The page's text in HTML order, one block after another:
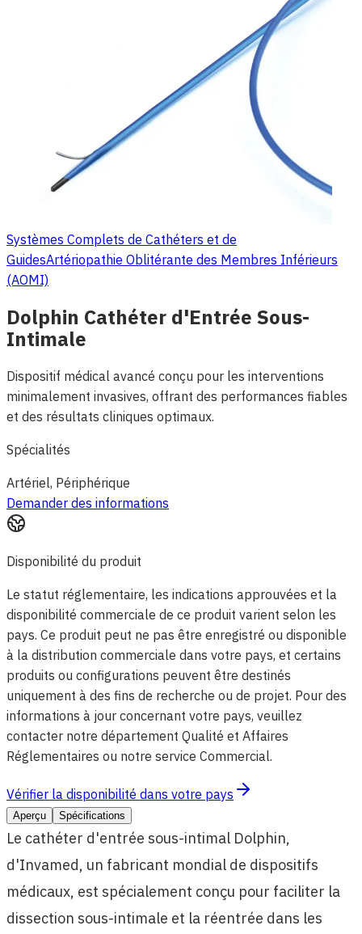
Systèmes Complets de Cathéters et de
GuidesArtériopathie Oblitérante des Membres Inférieurs
(AOMI)
Dolphin Cathéter d'Entrée Sous-
Intimale
Dispositif médical avancé conçu pour les interventions
minimalement invasives, offrant des performances fiables
et des résultats cliniques optimaux.
Spécialités
Artériel, Périphérique
Demander des informations
Disponibilité du produit
Le statut réglementaire, les indications approuvées et la
disponibilité commerciale de ce produit varient selon les
pays. Ce produit peut ne pas être enregistré ou disponible
à la distribution commerciale dans votre pays, et certains
produits ou configurations peuvent être destinés
uniquement à des fins de recherche ou de projet. Pour des
informations à jour concernant votre pays, veuillez
contacter notre département Qualité et Affaires
Réglementaires ou notre service Commercial.
Vérifier la disponibilité dans votre pays
Aperçu Spécifications
Le cathéter d'entrée sous-intimal Dolphin,
d'Invamed, un fabricant mondial de dispositifs
médicaux, est spécialement conçu pour faciliter la
dissection sous-intimale et la réentrée dans les